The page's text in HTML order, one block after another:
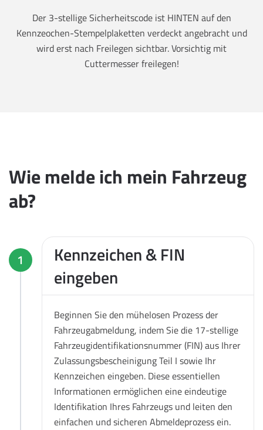
Der 3-stellige Sicherheitscode ist HINTEN auf den
Kennzeochen-Stempelplaketten verdeckt angebracht und
wird erst nach Freilegen sichtbar. Vorsichtig mit
Cuttermesser freilegen!
Wie melde ich mein Fahrzeug
ab?
1
Kennzeichen & FIN
eingeben
Beginnen Sie den mühelosen Prozess der
Fahrzeugabmeldung, indem Sie die 17-stellige
Fahrzeugidentifikationsnummer (FIN) aus Ihrer
Zulassungsbescheinigung Teil I sowie Ihr
Kennzeichen eingeben. Diese essentiellen
Informationen ermöglichen eine eindeutige
Identifikation Ihres Fahrzeugs und leiten den
einfachen und sicheren Abmeldeprozess ein.